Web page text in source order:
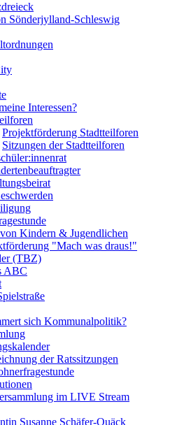
Sönderjylland-Schleswig
Interessen?
Projektförderung Stadtteilforen
Sitzungen der Stadtteilforen
Kindern & Jugendlichen
"Mach was draus!"
(TBZ)
ABC
sich Kommunalpolitik?
der Ratssitzungen
im LIVE Stream
Susanne Schäfer-Quäck